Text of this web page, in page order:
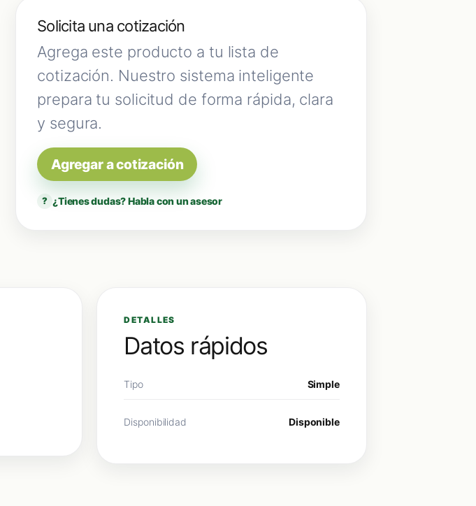
Solicita una cotización
Agrega este producto a tu lista de
cotización. Nuestro sistema inteligente
prepara tu solicitud de forma rápida, clara
y segura.
Agregar a cotización
? ¿Tienes dudas? Habla con un asesor
DETALLES
Datos rápidos
Tipo Simple
Disponibilidad Disponible